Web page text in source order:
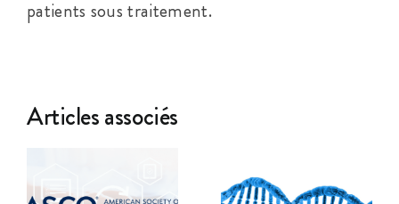
patients sous traitement.
Articles associés